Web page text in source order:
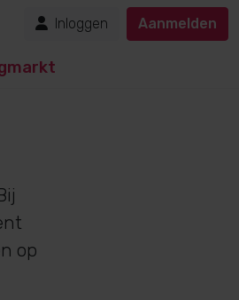
Inloggen Aanmelden
op